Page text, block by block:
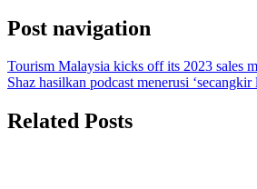
Post navigation
Tourism Malaysia kicks off its 2023 sales
Shaz hasilkan podcast menerusi
Related Posts